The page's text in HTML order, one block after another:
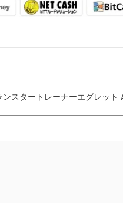
ンスタートレーナーエグレット